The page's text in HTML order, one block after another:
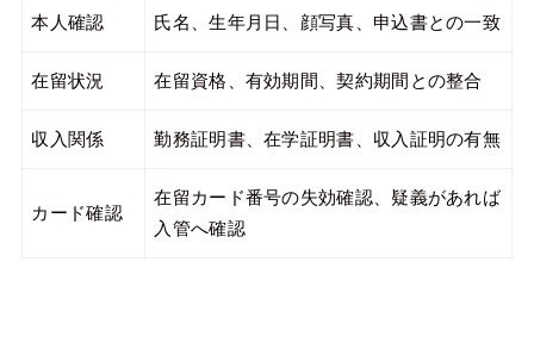
本人確認 氏名、生年月日、顔写真、申込書との一致
在留状況 在留資格、有効期間、契約期間との整合
収入関係 勤務証明書、在学証明書、収入証明の有無
カード確認
在留カード番号の失効確認、疑義があれば
入管へ確認